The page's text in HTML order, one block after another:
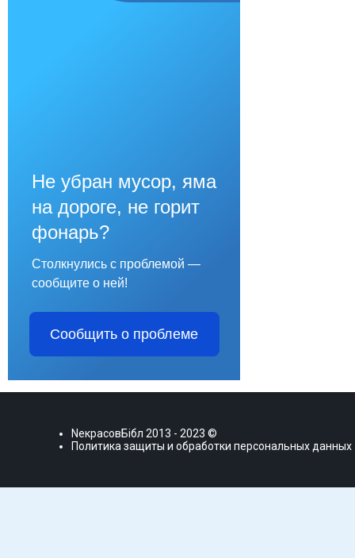
Не убран мусор, яма
на дороге, не горит
фонарь?
Столкнулись с проблемой —
сообщите о ней!
Сообщить о проблеме
NекрасовБiбл 2013 - 2023 ©
Политика защиты и обработки персональных данных